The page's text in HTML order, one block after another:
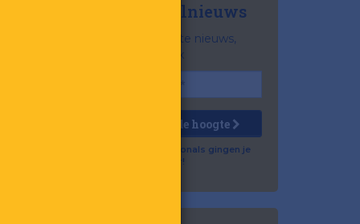
laatste retailnieuws
Het belangrijkste nieuws,
gratis in je inbox
Houd mij op de hoogte
Al 57.500 professionals gingen je
voor!